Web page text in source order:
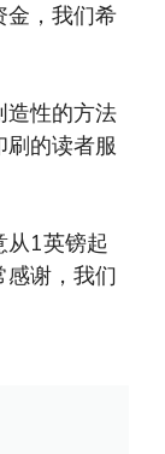
金，我们希
造性的方法
刷的读者服
从1英镑起
感谢，我们